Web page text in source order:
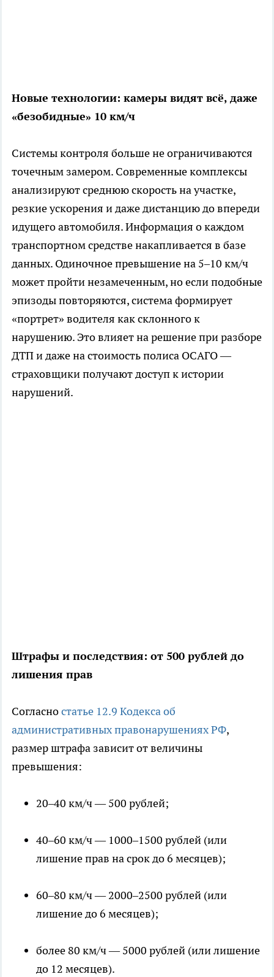
Новые технологии: камеры видят всё, даже
«безобидные» 10 км/ч
Системы контроля больше не ограничиваются
точечным замером. Современные комплексы
анализируют среднюю скорость на участке,
резкие ускорения и даже дистанцию до впереди
идущего автомобиля. Информация о каждом
транспортном средстве накапливается в базе
данных. Одиночное превышение на 5–10 км/ч
может пройти незамеченным, но если подобные
эпизоды повторяются, система формирует
«портрет» водителя как склонного к
нарушению. Это влияет на решение при разборе
ДТП и даже на стоимость полиса ОСАГО —
страховщики получают доступ к истории
нарушений.
Штрафы и последствия: от 500 рублей до
лишения прав
Согласностатье 12.9 Кодекса об
административных правонарушениях РФ,
размер штрафа зависит от величины
превышения:
20–40 км/ч — 500 рублей;
40–60 км/ч — 1000–1500 рублей (или
лишение прав на срок до 6 месяцев);
60–80 км/ч — 2000–2500 рублей (или
лишение до 6 месяцев);
более 80 км/ч — 5000 рублей (или лишение
до 12 месяцев).